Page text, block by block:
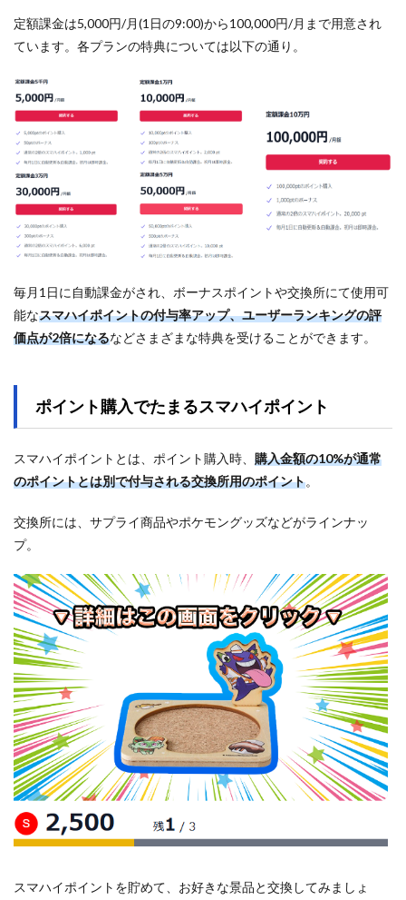
定額課金は5,000円/月(1日の9:00)から100,000円/月まで用意され
ています。各プランの特典については以下の通り。
毎月1日に自動課金がされ、ボーナスポイントや交換所にて使用可
能なスマハイポイントの付与率アップ、ユーザーランキングの評
価点が2倍になるなどさまざまな特典を受けることができます。
ポイント購入でたまるスマハイポイント
スマハイポイントとは、ポイント購入時、 購入金額の10%が通常
のポイントとは別で付与される交換所用のポイント。
交換所には、サプライ商品やポケモングッズなどがラインナッ
プ。
スマハイポイントを貯めて、お好きな景品と交換してみましょ